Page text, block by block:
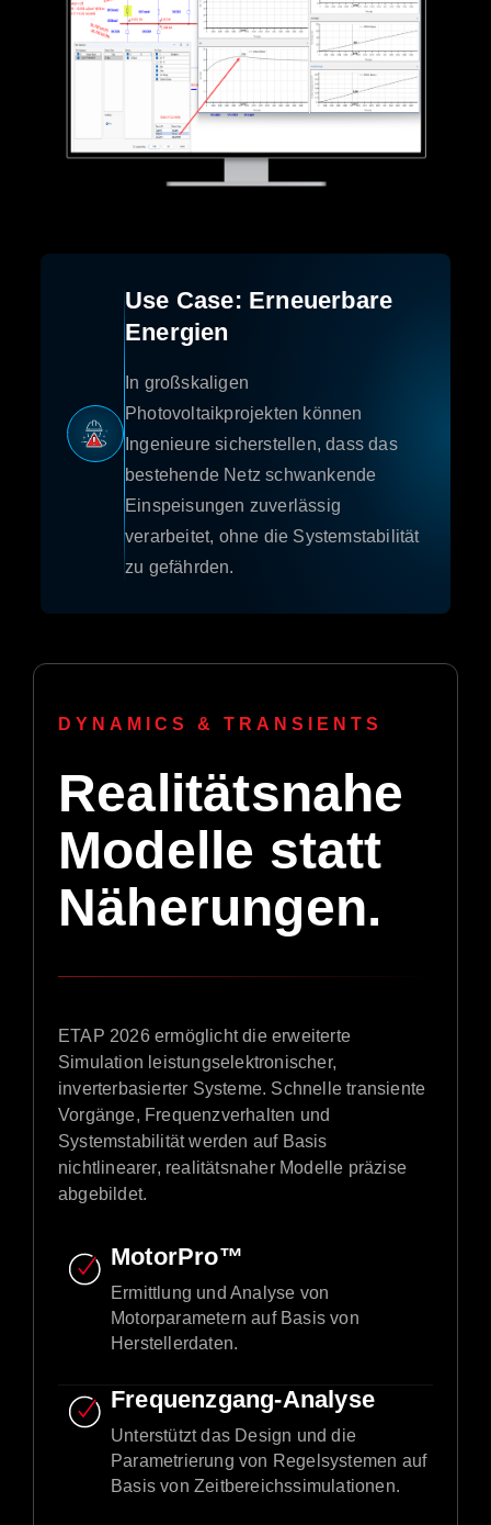
Use Case: Erneuerbare
Energien
In großskaligen
Photovoltaikprojekten können
Ingenieure sicherstellen, dass das
bestehende Netz schwankende
Einspeisungen zuverlässig
verarbeitet, ohne die Systemstabilität
zu gefährden.
DYNAMICS & TRANSIENTS
Realitätsnahe
Modelle statt
Näherungen.
ETAP 2026 ermöglicht die erweiterte
Simulation leistungselektronischer,
inverterbasierter Systeme. Schnelle transiente
Vorgänge, Frequenzverhalten und
Systemstabilität werden auf Basis
nichtlinearer, realitätsnaher Modelle präzise
abgebildet.
MotorPro™
Ermittlung und Analyse von
Motorparametern auf Basis von
Herstellerdaten.
Frequenzgang-Analyse
Unterstützt das Design und die
Parametrierung von Regelsystemen auf
Basis von Zeitbereichssimulationen.